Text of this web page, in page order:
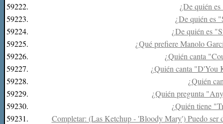
59222.
¿De quién
59223.
¿De quién es
59224.
¿De quién es
59225.
¿Qué prefiere Manolo
59226.
¿Quién canta
59227.
¿Quién canta "D'You
59228.
¿Quién
59229.
¿Quién pregunta
59230.
¿Quién tiene
59231.
Completar: (Las Ketchup - 'Bloody Mary') Puedo ser